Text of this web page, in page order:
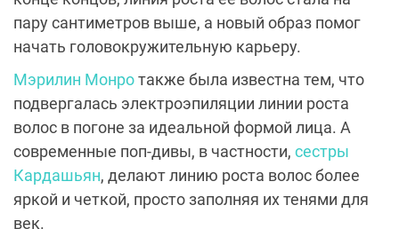
пару сантиметров выше, а новый образ помог
начать головокружительную карьеру.
Мэрилин Монротакже была известна тем, что
подвергалась электроэпиляции линии роста
волос в погоне за идеальной формой лица. А
современные поп-дивы, в частности, сестры
Кардашьян, делают линию роста волос более
яркой и четкой, просто заполняя их тенями для
век.